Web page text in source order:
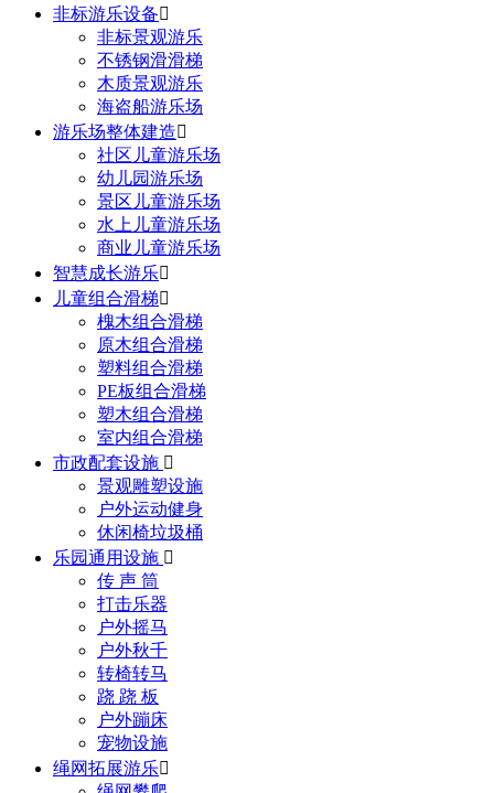
非标游乐设备
非标景观游乐
不锈钢滑滑梯
木质景观游乐
海盗船游乐场
游乐场整体建造
社区儿童游乐场
幼儿园游乐场
景区儿童游乐场
水上儿童游乐场
商业儿童游乐场
智慧成长游乐
儿童组合滑梯
槐木组合滑梯
原木组合滑梯
塑料组合滑梯
PE板组合滑梯
塑木组合滑梯
室内组合滑梯
市政配套设施 
景观雕塑设施
户外运动健身
休闲椅垃圾桶
乐园通用设施 
传 声 筒
打击乐器
户外摇马
户外秋千
转椅转马
跷 跷 板
户外蹦床
宠物设施
绳网拓展游乐